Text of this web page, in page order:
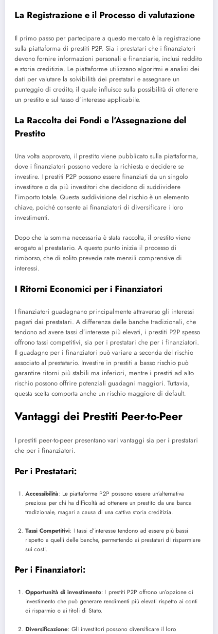
La Registrazione e il Processo di valutazione
Il primo passo per partecipare a questo mercato è la registrazione
sulla piattaforma di prestiti P2P. Sia i prestatari che i finanziatori
devono fornire informazioni personali e finanziarie, inclusi reddito
e storia creditizia. Le piattaforme utilizzano algoritmi e analisi dei
dati per valutare la solvibilità dei prestatari e assegnare un
punteggio di credito, il quale influisce sulla possibilità di ottenere
un prestito e sul tasso d’interesse applicabile.
La Raccolta dei Fondi e l’Assegnazione del
Prestito
Una volta approvato, il prestito viene pubblicato sulla piattaforma,
dove i finanziatori possono vedere la richiesta e decidere se
investire. I prestiti P2P possono essere finanziati da un singolo
investitore o da più investitori che decidono di suddividere
l’importo totale. Questa suddivisione del rischio è un elemento
chiave, poiché consente ai finanziatori di diversificare i loro
investimenti.
Dopo che la somma necessaria è stata raccolta, il prestito viene
erogato al prestatario. A questo punto inizia il processo di
rimborso, che di solito prevede rate mensili comprensive di
interessi.
I Ritorni Economici per i Finanziatori
I finanziatori guadagnano principalmente attraverso gli interessi
pagati dai prestatari. A differenza delle banche tradizionali, che
tendono ad avere tassi d’interesse più elevati, i prestiti P2P spesso
offrono tassi competitivi, sia per i prestatari che per i finanziatori.
Il guadagno per i finanziatori può variare a seconda del rischio
associato al prestatario. Investire in prestiti a basso rischio può
garantire ritorni più stabili ma inferiori, mentre i prestiti ad alto
rischio possono offrire potenziali guadagni maggiori. Tuttavia,
questa scelta comporta anche un rischio maggiore di default.
Vantaggi dei Prestiti Peer-to-Peer
I prestiti peer-to-peer presentano vari vantaggi sia per i prestatari
che per i finanziatori.
Per i Prestatari:
Accessibilità: Le piattaforme P2P possono essere un’alternativa
preziosa per chi ha difficoltà ad ottenere un prestito da una banca
tradizionale, magari a causa di una cattiva storia creditizia.
Tassi Competitivi: I tassi d’interesse tendono ad essere più bassi
rispetto a quelli delle banche, permettendo ai prestatari di risparmiare
sui costi.
Per i Finanziatori:
Opportunità di investimento: I prestiti P2P offrono un’opzione di
investimento che può generare rendimenti più elevati rispetto ai conti
di risparmio o ai titoli di Stato.
Diversificazione: Gli investitori possono diversificare il loro